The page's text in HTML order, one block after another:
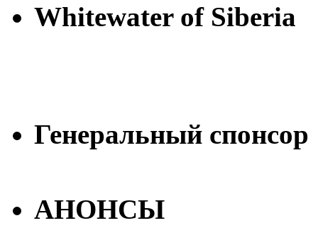
Whitewater of Siberia
Генеральный спонсор
АНОНСЫ